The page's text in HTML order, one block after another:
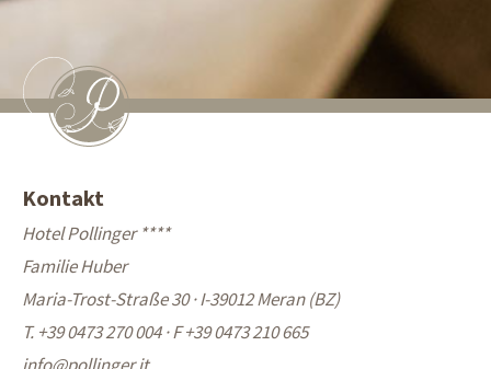
Kontakt
Hotel Pollinger ****
Familie Huber
Maria-Trost-Straße 30 · I-39012 Meran (BZ)
T. +39 0473 270 004·F +39 0473 210 665